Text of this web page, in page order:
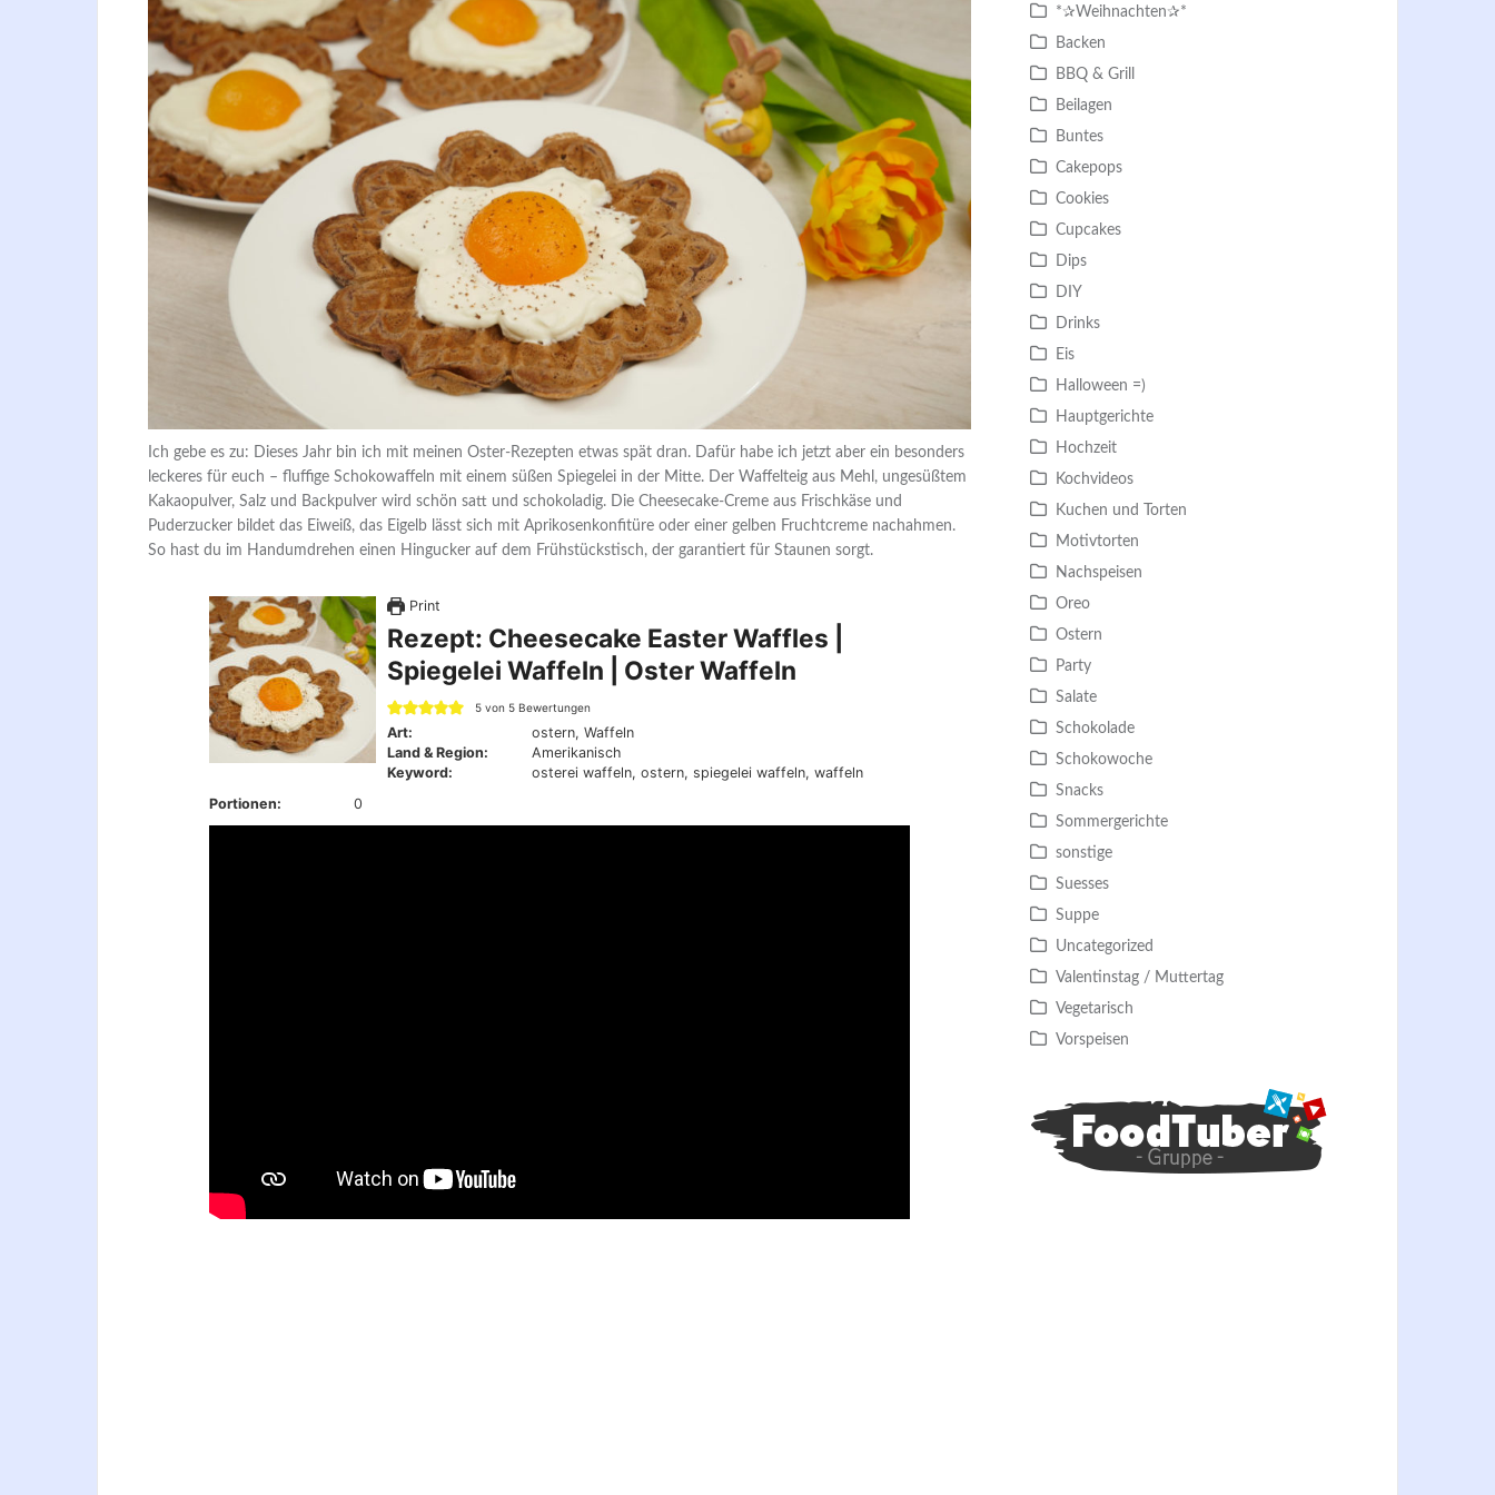
Ich gebe es zu: Dieses Jahr bin ich mit meinen Oster-Rezepten etwas spät dran. Dafür habe ich jetzt aber ein besonders
leckeres für euch – fluffige Schokowaffeln mit einem süßen Spiegelei in der Mitte. Der Waffelteig aus Mehl, ungesüßtem
Kakaopulver, Salz und Backpulver wird schön satt und schokoladig. Die Cheesecake-Creme aus Frischkäse und
Puderzucker bildet das Eiweiß, das Eigelb lässt sich mit Aprikosenkonfitüre oder einer gelben Fruchtcreme nachahmen.
So hast du im Handumdrehen einen Hingucker auf dem Frühstückstisch, der garantiert für Staunen sorgt.
Print
Rezept: Cheesecake Easter Waffles |
Spiegelei Waffeln | Oster Waffeln
5 von 5 Bewertungen
Art:
ostern, Waffeln
Land & Region:
Amerikanisch
Keyword:
osterei waffeln, ostern, spiegelei waffeln, waffeln
Portionen:
0
*✰Weihnachten✰*
Backen
BBQ & Grill
Beilagen
Buntes
Cakepops
Cookies
Cupcakes
Dips
DIY
Drinks
Eis
Halloween =)
Hauptgerichte
Hochzeit
Kochvideos
Kuchen und Torten
Motivtorten
Nachspeisen
Oreo
Ostern
Party
Salate
Schokolade
Schokowoche
Snacks
Sommergerichte
sonstige
Suesses
Suppe
Uncategorized
Valentinstag / Muttertag
Vegetarisch
Vorspeisen